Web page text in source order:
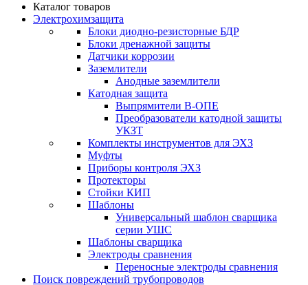
Каталог товаров
Электрохимзащита
Блоки диодно-резисторные БДР
Блоки дренажной защиты
Датчики коррозии
Заземлители
Анодные заземлители
Катодная защита
Выпрямители В-ОПЕ
Преобразователи катодной защиты
УКЗТ
Комплекты инструментов для ЭХЗ
Муфты
Приборы контроля ЭХЗ
Протекторы
Стойки КИП
Шаблоны
Универсальный шаблон сварщика
серии УШС
Шаблоны сварщика
Электроды сравнения
Переносные электроды сравнения
Поиск повреждений трубопроводов